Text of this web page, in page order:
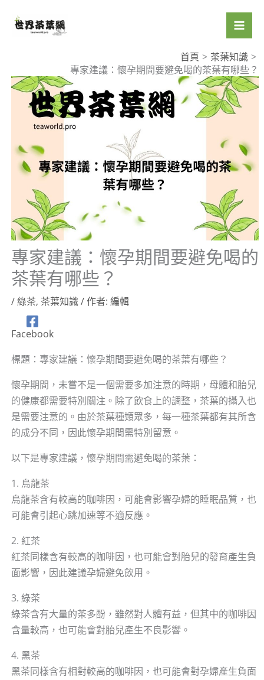
首頁
茶葉知識
專家建議：懷孕期間要避免喝的茶葉有哪些？
專家建議：懷孕期間要避免喝的
茶葉有哪些？
/綠茶, 茶葉知識/ 作者: 編輯
Facebook
標題：專家建議：懷孕期間要避免喝的茶葉有哪些？
懷孕期間，未嘗不是一個需要多加注意的時期，母體和胎兒
的健康都需要特別關注。除了飲食上的調整，茶葉的攝入也
是需要注意的。由於茶葉種類眾多，每一種茶葉都有其所含
的成分不同，因此懷孕期間需特別留意。
以下是專家建議，懷孕期間需避免喝的茶葉：
1. 烏龍茶
烏龍茶含有較高的咖啡因，可能會影響孕婦的睡眠品質，也
可能會引起心跳加速等不適反應。
2. 紅茶
紅茶同樣含有較高的咖啡因，也可能會對胎兒的發育產生負
面影響，因此建議孕婦避免飲用。
3. 綠茶
綠茶含有大量的茶多酚，雖然對人體有益，但其中的咖啡因
含量較高，也可能會對胎兒產生不良影響。
4. 黑茶
黑茶同樣含有相對較高的咖啡因，也可能會對孕婦產生負面